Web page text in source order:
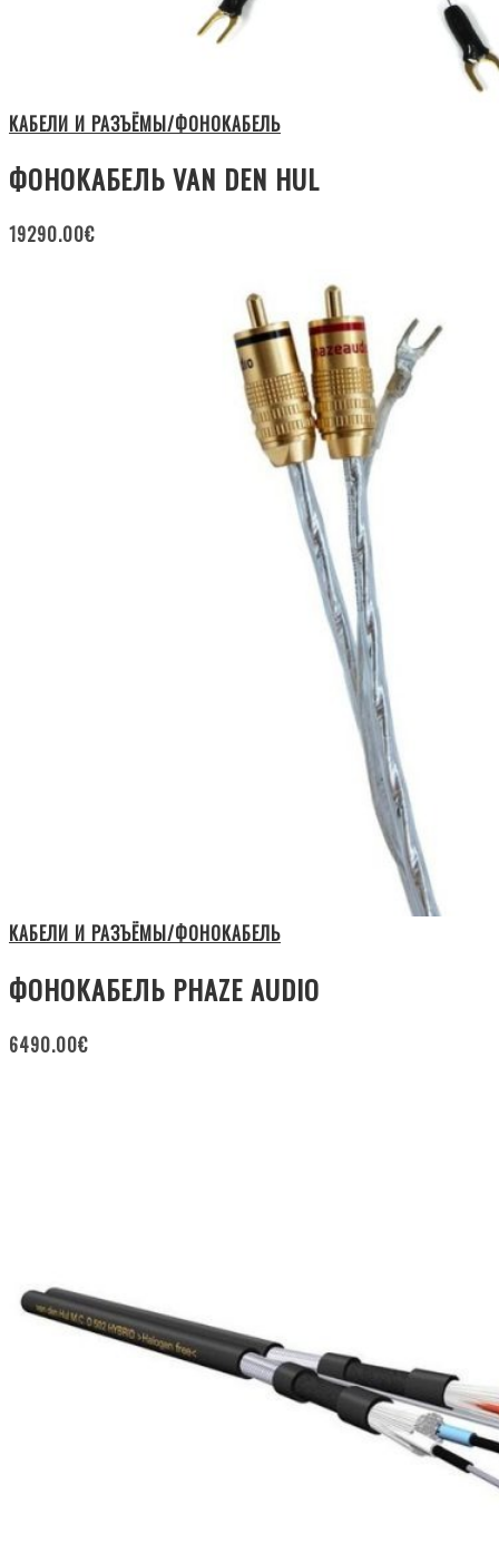
КАБЕЛИ И РАЗЪЁМЫ/ФОНОКАБЕЛЬ
ФОНОКАБЕЛЬ VAN DEN HUL
19290.00€
КАБЕЛИ И РАЗЪЁМЫ/ФОНОКАБЕЛЬ
ФОНОКАБЕЛЬ PHAZE AUDIO
6490.00€